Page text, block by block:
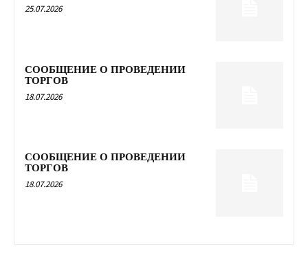
25.07.2026
СООБЩЕНИЕ О ПРОВЕДЕНИИ
ТОРГОВ
18.07.2026
СООБЩЕНИЕ О ПРОВЕДЕНИИ
ТОРГОВ
18.07.2026